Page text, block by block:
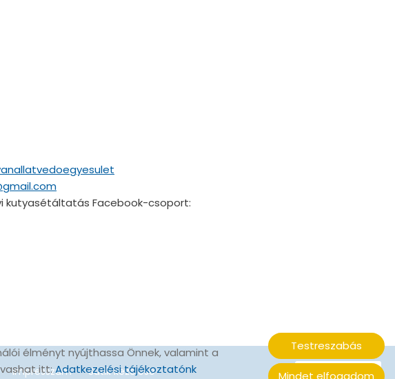
kutyasétáltatás Facebook-csoport:
Impresszum Sütik kezelése Mindet elfogadom
Testreszabás
élményt nyújthassa Önnek, valamint a
itt:Adatkezelési tájékoztatónk